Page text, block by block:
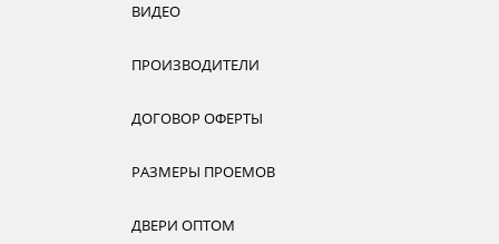
ВИДЕО
ПРОИЗВОДИТЕЛИ
ДОГОВОР ОФЕРТЫ
РАЗМЕРЫ ПРОЕМОВ
ДВЕРИ ОПТОМ